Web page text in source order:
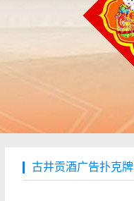
古井贡酒广告扑克牌